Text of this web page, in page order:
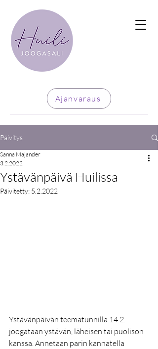
Ajanvaraus
Päivitys
Ystävänpäivä Huilissa
Sanna Majander
3.2.2022
Päivitetty: 5.2.2022
Ystävänpäivän teematunnilla 14.2.
joogataan ystävän, läheisen tai puolison
kanssa. Annetaan parin kannatella